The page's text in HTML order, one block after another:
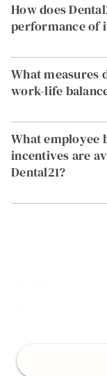
How does
performance of
What measures
work-life
What employee
incentives are
Dental21?